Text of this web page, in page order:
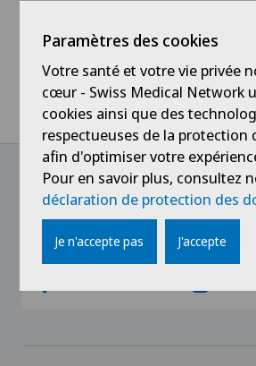
Home Hôpitaux Clinique Générale-
Philosophie
@Follow our news
Paramètres des cookies
Votre santé et votre vie privée
cœur - Swiss Medical Network
cookies ainsi que des
respectueuses de la protection
afin d'optimiser votre
Pour en savoir plus, consultez
déclaration de protection des
Je n'accepte pas J'accepte